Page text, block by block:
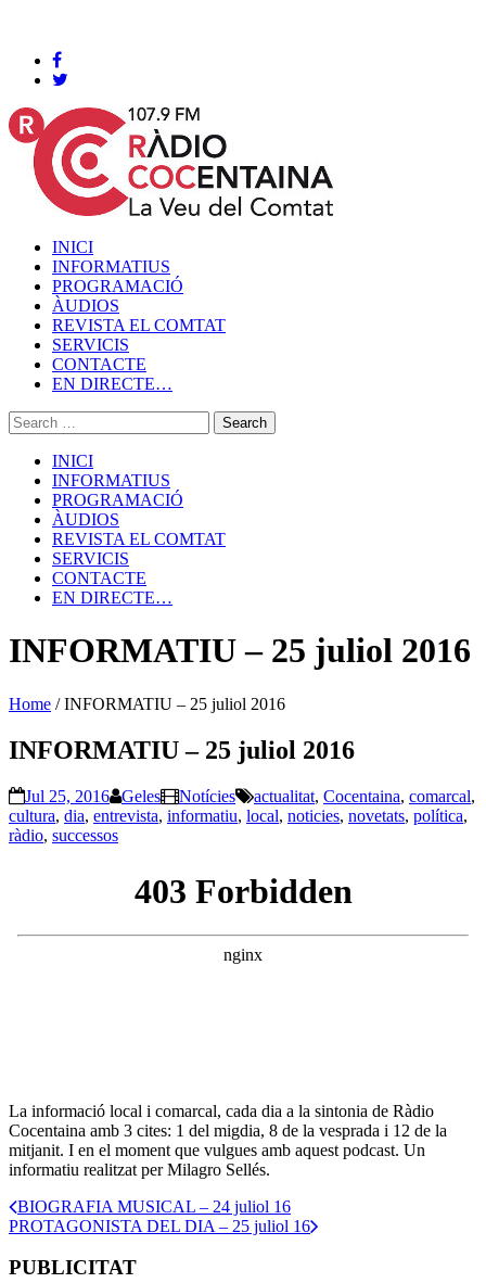
INICI
INFORMATIUS
PROGRAMACIÓ
ÀUDIOS
REVISTA EL COMTAT
SERVICIS
CONTACTE
EN DIRECTE…
INICI
INFORMATIUS
PROGRAMACIÓ
ÀUDIOS
REVISTA EL COMTAT
SERVICIS
CONTACTE
EN DIRECTE…
INFORMATIU – 25 juliol 2016
Home /INFORMATIU – 25 juliol 2016
INFORMATIU – 25 juliol 2016
Jul 25, 2016 Geles Notícies actualitat, Cocentaina, comarcal,
cultura, dia, entrevista, informatiu, local, noticies, novetats, política,
ràdio, successos
La informació local i comarcal, cada dia a la sintonia de Ràdio
Cocentaina amb 3 cites: 1 del migdia, 8 de la vesprada i 12 de la
mitjanit. I en el moment que vulgues amb aquest podcast. Un
informatiu realitzat per Milagro Sellés.
BIOGRAFIA MUSICAL – 24 juliol 16
PROTAGONISTA DEL DIA – 25 juliol 16
PUBLICITAT